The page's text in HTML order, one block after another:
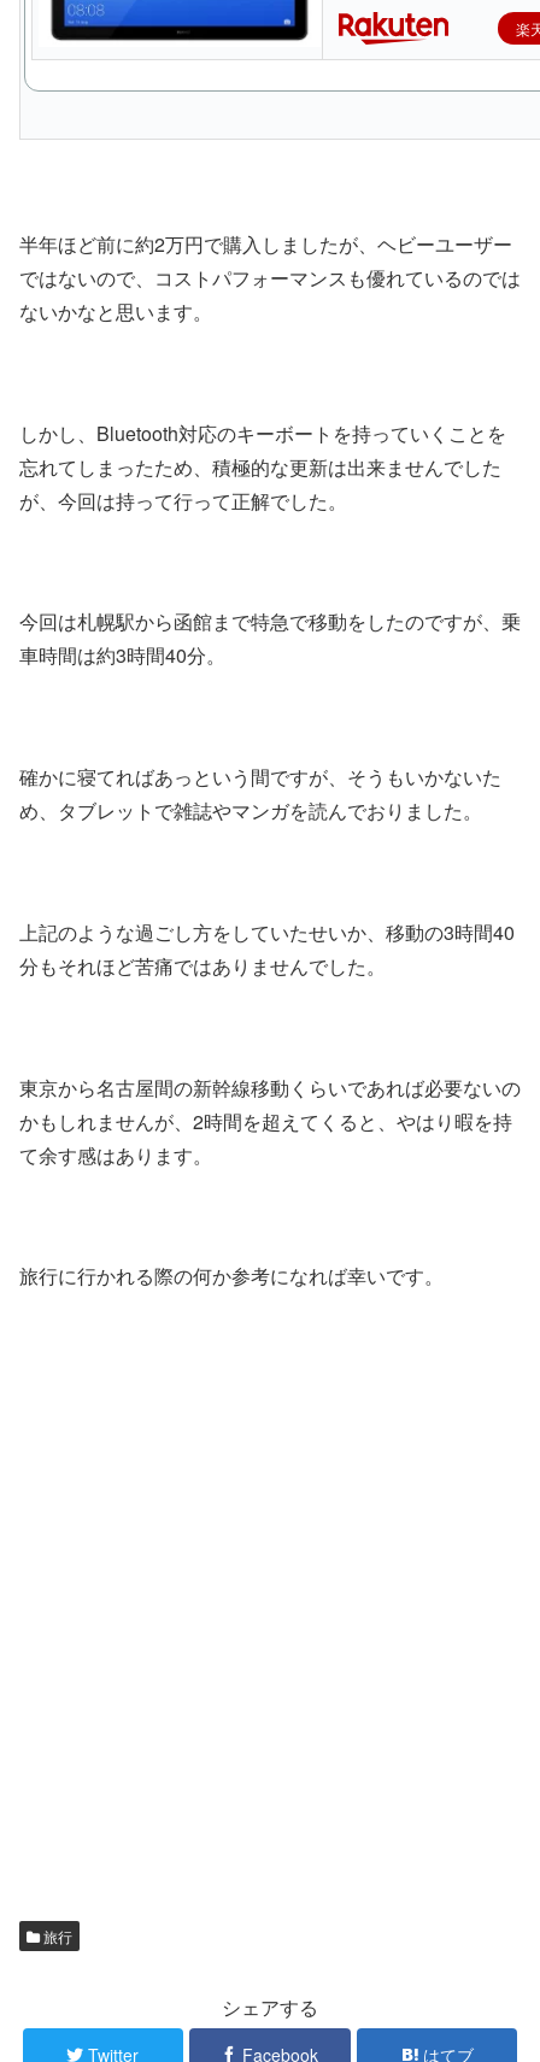
楽
半年ほど前に約2万円で購入しましたが、ヘビーユーザー
ではないので、コストパフォーマンスも優れているのでは
ないかなと思います。
しかし、Bluetooth対応のキーボートを持っていくことを
忘れてしまったため、積極的な更新は出来ませんでした
が、今回は持って行って正解でした。
今回は札幌駅から函館まで特急で移動をしたのですが、乗
車時間は約3時間40分。
確かに寝てればあっという間ですが、そうもいかないた
め、タブレットで雑誌やマンガを読んでおりました。
上記のような過ごし方をしていたせいか、移動の3時間40
分もそれほど苦痛ではありませんでした。
東京から名古屋間の新幹線移動くらいであれば必要ないの
かもしれませんが、2時間を超えてくると、やはり暇を持
て余す感はあります。
旅行に行かれる際の何か参考になれば幸いです。
旅行
シェアする
Twitter Facebook はてブ